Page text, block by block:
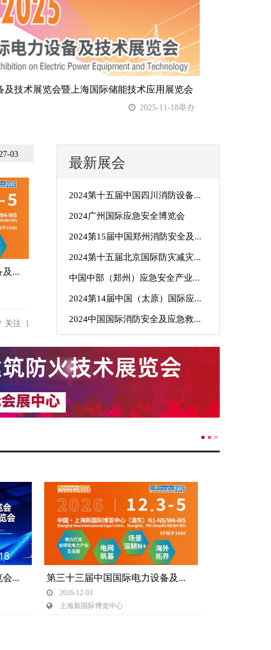
及技术展览会暨上海国际储能技术应用展览会
2025-11-18举办
03
关注 1
最新展会
2024广州国际应急安全博览会
2024第十五届北京国际防灾减灾应急安全产业博览会
2026-12-03
上海新国际博览中心